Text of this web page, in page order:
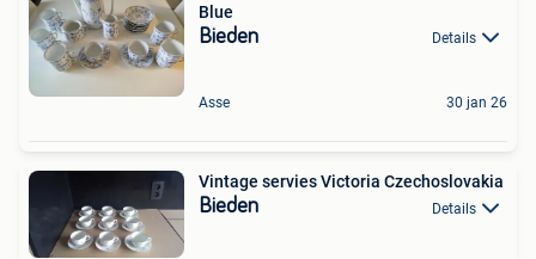
Blue
Bieden Details
Asse 30 jan 26
Vintage servies Victoria Czechoslovakia
Bieden Details